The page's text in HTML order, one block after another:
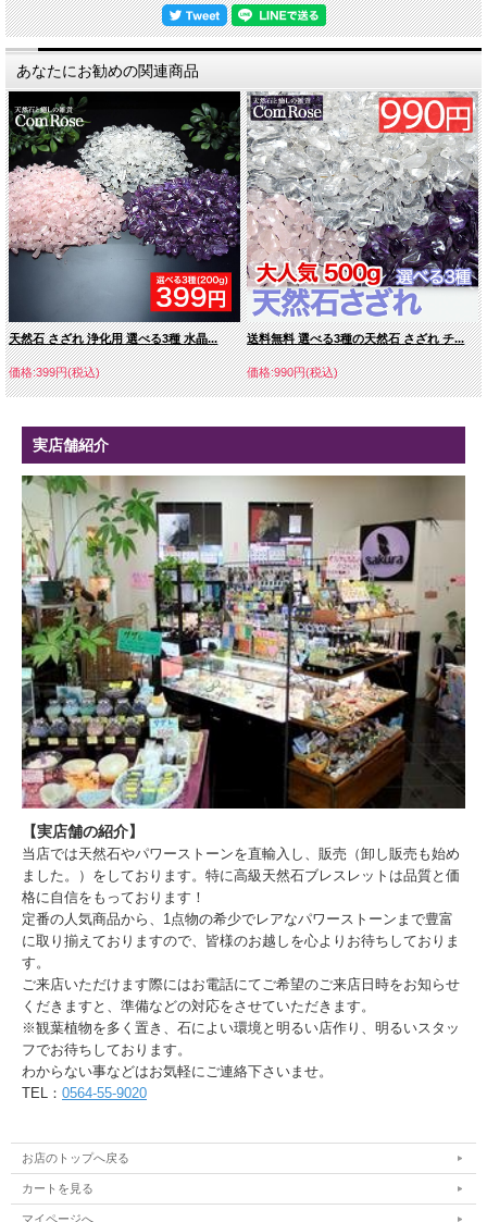
あなたにお勧めの関連商品
天然石 さざれ 浄化用 選べる3種 水晶...
価格:399円(税込)
送料無料 選べる3種の天然石 さざれ チ...
価格:990円(税込)
実店舗紹介
【実店舗の紹介】
当店では天然石やパワーストーンを直輸入し、販売（卸し販売も始め
ました。）をしております。特に高級天然石ブレスレットは品質と価
格に自信をもっております！
定番の人気商品から、1点物の希少でレアなパワーストーンまで豊富
に取り揃えておりますので、皆様のお越しを心よりお待ちしておりま
す。
ご来店いただけます際にはお電話にてご希望のご来店日時をお知らせ
くだきますと、準備などの対応をさせていただきます。
※観葉植物を多く置き、石によい環境と明るい店作り、明るいスタッ
フでお待ちしております。
わからない事などはお気軽にご連絡下さいませ。
TEL： 0564-55-9020
お店のトップへ戻る
カートを見る
マイページへ